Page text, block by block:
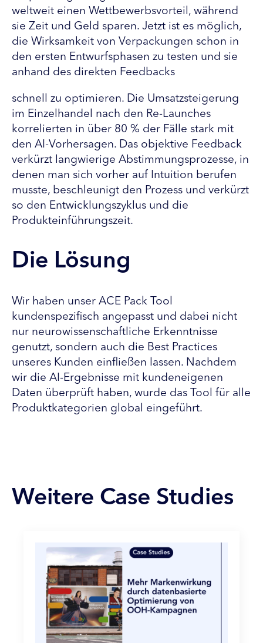
weltweit einen Wettbewerbsvorteil, während
sie Zeit und Geld sparen. Jetzt ist es möglich,
die Wirksamkeit von Verpackungen schon in
den ersten Entwurfsphasen zu testen und sie
anhand des direkten Feedbacks
schnell zu optimieren. Die Umsatzsteigerung
im Einzelhandel nach den Re-Launches
korrelierten in über 80 % der Fälle stark mit
den AI-Vorhersagen. Das objektive Feedback
verkürzt langwierige Abstimmungsprozesse, in
denen man sich vorher auf Intuition berufen
musste, beschleunigt den Prozess und verkürzt
so den Entwicklungszyklus und die
Produkteinführungszeit.
Die Lösung
Wir haben unser ACE Pack Tool
kundenspezifisch angepasst und dabei nicht
nur neurowissenschaftliche Erkenntnisse
genutzt, sondern auch die Best Practices
unseres Kunden einfließen lassen. Nachdem
wir die AI-Ergebnisse mit kundeneigenen
Daten überprüft haben, wurde das Tool für alle
Produktkategorien global eingeführt.
Weitere Case Studies